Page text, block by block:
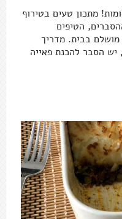
מתכון טעים בטירוף
הטיפים
מושלם בבית. מדריך
הסבר להכנת פאייה